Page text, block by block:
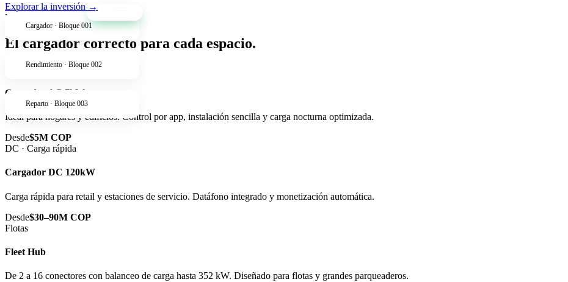
Explorar la inversión →
+34% anual
Cargador · Bloque 001
Rendimiento · Bloque 002
Reparto · Bloque 003
Productos
El cargador correcto para cada espacio.
AC · Residencial
Cargador AC 7kW
Ideal para hogares y edificios. Control por app, instalación sencilla y carga nocturna optimizada.
Desde$5M COP
DC · Carga rápida
Cargador DC 120kW
Carga rápida para retail y estaciones de servicio. Datáfono integrado y monetización automática.
Desde$30–90M COP
Flotas
Fleet Hub
De 2 a 16 conectores con balanceo de carga hasta 352 kW. Diseñado para flotas y grandes parqueaderos.